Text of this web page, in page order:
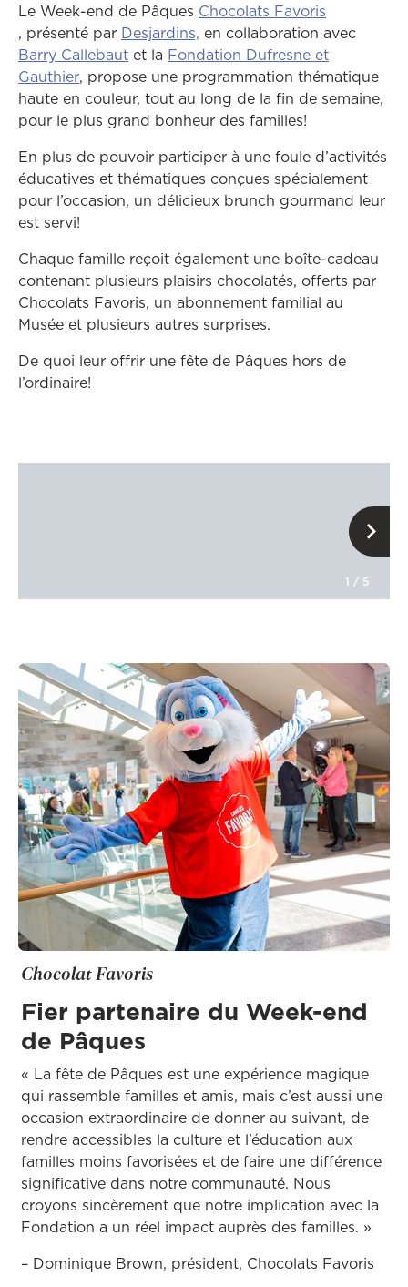
Le Week-end de Pâques Chocolats Favoris
Ce lien ouvrira dans une autre fenêtre
, présenté par Desjardins, Ce lien ouvrira dans une
en collaboration avec
Barry CallebautCe lien ouvrira dans une autre fenêtre
et la Fondation Dufresne et
GauthierCe lien ouvrira dans une autre fenêtre
, propose une programmation thématique
haute en couleur, tout au long de la fin de semaine,
pour le plus grand bonheur des familles!
En plus de pouvoir participer à une foule d’activités
éducatives et thématiques conçues spécialement
pour l’occasion, un délicieux brunch gourmand leur
est servi!
Chaque famille reçoit également une boîte-cadeau
contenant plusieurs plaisirs chocolatés, offerts par
Chocolats Favoris, un abonnement familial au
Musée et plusieurs autres surprises.
De quoi leur offrir une fête de Pâques hors de
l’ordinaire!
1 / 5
Chocolat Favoris
Fier partenaire du Week-end
de Pâques
« La fête de Pâques est une expérience magique
qui rassemble familles et amis, mais c’est aussi une
occasion extraordinaire de donner au suivant, de
rendre accessibles la culture et l’éducation aux
familles moins favorisées et de faire une différence
significative dans notre communauté. Nous
croyons sincèrement que notre implication avec la
Fondation a un réel impact auprès des familles. »
– Dominique Brown, président, Chocolats Favoris